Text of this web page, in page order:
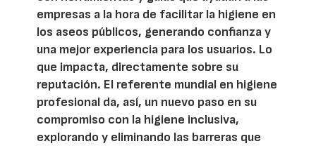
empresas a la hora de facilitar la higiene en
los aseos públicos, generando confianza y
una mejor experiencia para los usuarios. Lo
que impacta, directamente sobre su
reputación. El referente mundial en higiene
profesional da, así, un nuevo paso en su
compromiso con la higiene inclusiva,
explorando y eliminando las barreras que